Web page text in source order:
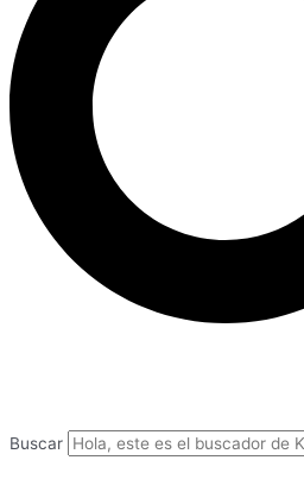
Buscar